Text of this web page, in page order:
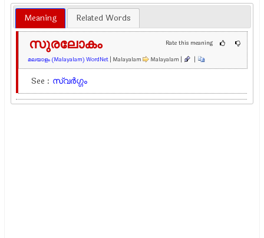
Meaning Related Words
Rate this meaning
സുരലോകം
മലയാളം (Malayalam) WordNet | Malayalam Malayalam | |
See : സ്വർഗ്ഗം